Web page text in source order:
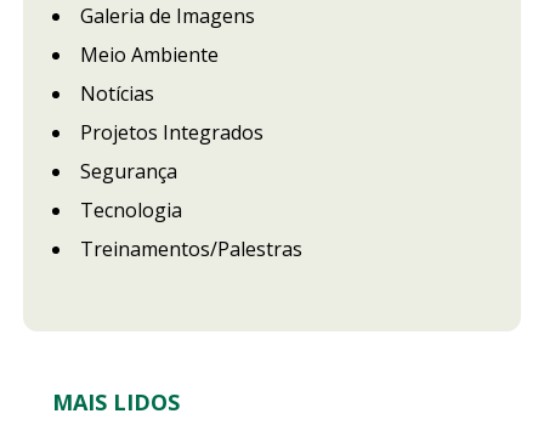
Galeria de Imagens
Meio Ambiente
Notícias
Projetos Integrados
Segurança
Tecnologia
Treinamentos/Palestras
MAIS LIDOS